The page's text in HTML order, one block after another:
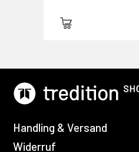
Handling & Versand
Widerruf